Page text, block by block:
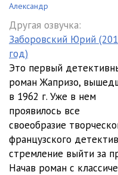
09_Part_9
10_Part_10
Александр
Другая озвучка:
Заборовский Юрий
год)
Это первый
роман Жапризо,
в 1962 г. Уже в нем
проявилось все
своеобразие
французского
стремление выйти за
Начав роман с